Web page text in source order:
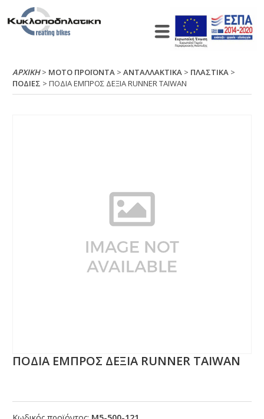
ΑΡΧΙΚΉ> ΜΟΤΟ ΠΡΟΪΟΝΤΑ >ΑΝΤΑΛΛΑΚΤΙΚΑ > ΠΛΑΣΤΙΚΑ >
ΠΟΔΙΕΣ > ΠΟΔΙΑ ΕΜΠΡΟΣ ΔΕΞΙΑ RUΝΝΕR ΤΑΙWΑΝ
ΠΟΔΙΑ ΕΜΠΡΟΣ ΔΕΞΙΑ RUΝΝΕR ΤΑΙWΑΝ